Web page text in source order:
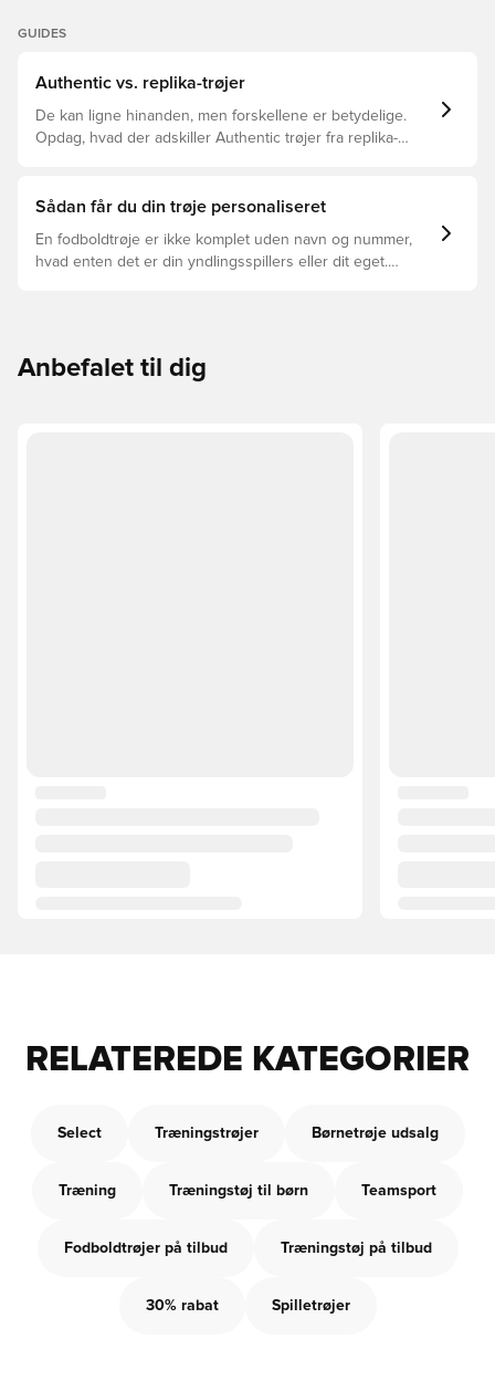
GUIDES
Authentic vs. replika-trøjer
De kan ligne hinanden, men forskellene er betydelige.
Opdag, hvad der adskiller Authentic trøjer fra replika-
Sådan får du din trøje personaliseret
En fodboldtrøje er ikke komplet uden navn og nummer,
hvad enten det er din yndlingsspillers eller dit eget.
Anbefalet til dig
RELATEREDE KATEGORIER
Select Træningstrøjer Børnetrøje udsalg
Træning Træningstøj til børn Teamsport
Fodboldtrøjer på tilbud Træningstøj på tilbud
30% rabat Spilletrøjer